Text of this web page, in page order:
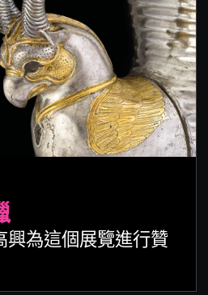
為這個展覽進行贊